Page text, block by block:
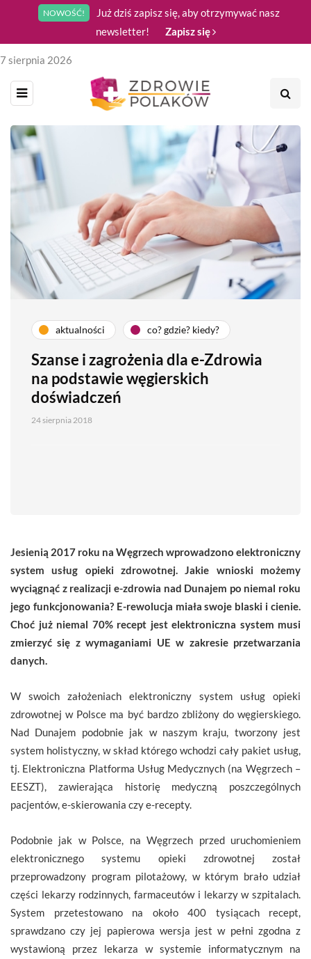
NOWOŚĆ!
Już dziś zapisz się, aby otrzymywać nasz
newsletter!
Zapisz się
7 sierpnia 2026
aktualności co? gdzie? kiedy?
Szanse i zagrożenia dla e-Zdrowia
na podstawie węgierskich
doświadczeń
24 sierpnia 2018
Jesienią 2017 roku na Węgrzech wprowadzono elektroniczny
system usług opieki zdrowotnej. Jakie wnioski możemy
wyciągnąć z realizacji e-zdrowia nad Dunajem po niemal roku
jego funkcjonowania? E-rewolucja miała swoje blaski i cienie.
Choć już niemal 70% recept jest elektroniczna system musi
zmierzyć się z wymaganiami UE w zakresie przetwarzania
danych.
W swoich założeniach elektroniczny system usług opieki
zdrowotnej w Polsce ma być bardzo zbliżony do węgierskiego.
Nad Dunajem podobnie jak w naszym kraju, tworzony jest
system holistyczny, w skład którego wchodzi cały pakiet usług,
tj. Elektroniczna Platforma Usług Medycznych (na Węgrzech –
EESZT), zawierająca historię medyczną poszczególnych
pacjentów, e-skierowania czy e-recepty.
Podobnie jak w Polsce, na Węgrzech przed uruchomieniem
elektronicznego systemu opieki zdrowotnej został
przeprowadzony program pilotażowy, w którym brało udział
części lekarzy rodzinnych, farmaceutów i lekarzy w szpitalach.
System przetestowano na około 400 tysiącach recept,
sprawdzano czy jej papierowa wersja jest w pełni zgodna z
wystawioną przez lekarza w systemie informatycznym na